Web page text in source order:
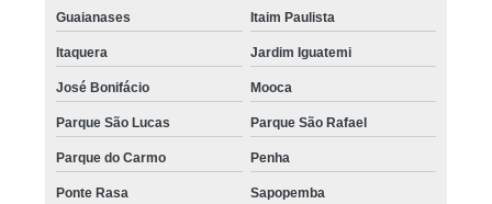
Guaianases Itaim Paulista
Itaquera Jardim Iguatemi
José Bonifácio Mooca
Parque São Lucas Parque São Rafael
Parque do Carmo Penha
Ponte Rasa Sapopemba